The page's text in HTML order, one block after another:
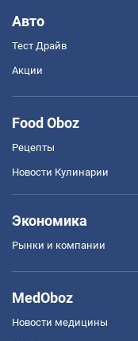
Авто
Тест Драйв
Акции
Food Oboz
Рецепты
Новости Кулинарии
Экономика
Рынки и компании
MedOboz
Новости медицины